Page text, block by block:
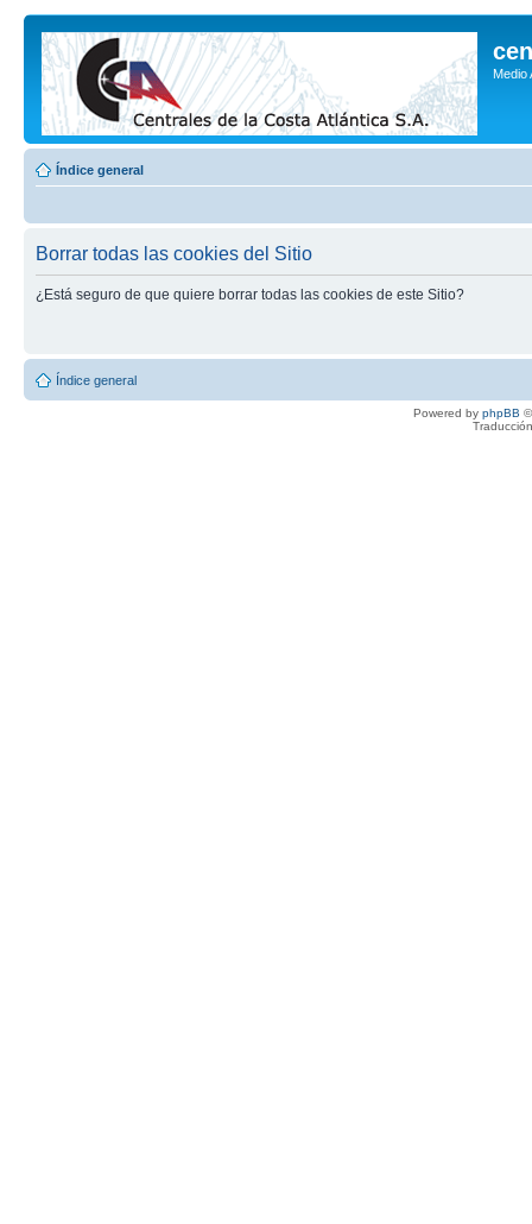
Medio
Índice general
Borrar todas las cookies del Sitio
¿Está seguro de que quiere borrar todas las cookies de este Sitio?
Índice general
Powered by phpBB